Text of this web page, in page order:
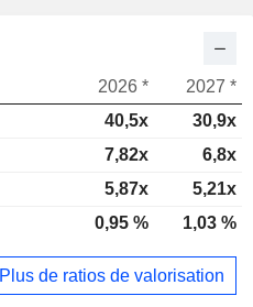
2026 *
2027 *
40,5x
30,9x
7,82x
6,8x
5,87x
5,21x
0,95 % 1,03 %
Plus de ratios de valorisation